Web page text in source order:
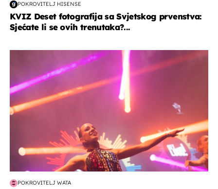
POKROVITELJ HISENSE
KVIZ Deset fotografija sa Svjetskog prvenstva:
Sjećate li se ovih trenutaka?...
POKROVITELJ WATA